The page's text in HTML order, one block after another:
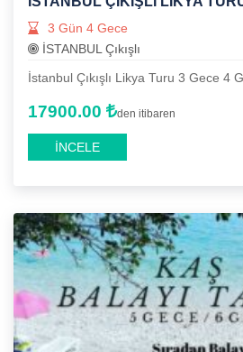
3 Gün 4 Gece
İSTANBUL Çıkışlı
İstanbul Çıkışlı Likya Turu 3 Gece 4
17900.00 den itibaren
İNCELE